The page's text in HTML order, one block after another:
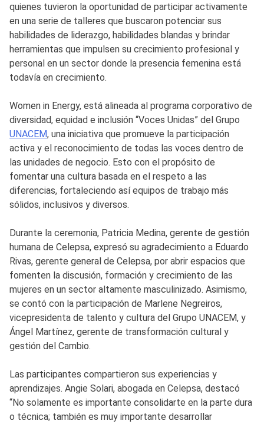
quienes tuvieron la oportunidad de participar activamente
en una serie de talleres que buscaron potenciar sus
habilidades de liderazgo, habilidades blandas y brindar
herramientas que impulsen su crecimiento profesional y
personal en un sector donde la presencia femenina está
todavía en crecimiento.
Women in Energy, está alineada al programa corporativo de
diversidad, equidad e inclusión “Voces Unidas” del Grupo
UNACEM, una iniciativa que promueve la participación
activa y el reconocimiento de todas las voces dentro de
las unidades de negocio. Esto con el propósito de
fomentar una cultura basada en el respeto a las
diferencias, fortaleciendo así equipos de trabajo más
sólidos, inclusivos y diversos.
Durante la ceremonia, Patricia Medina, gerente de gestión
humana de Celepsa, expresó su agradecimiento a Eduardo
Rivas, gerente general de Celepsa, por abrir espacios que
fomenten la discusión, formación y crecimiento de las
mujeres en un sector altamente masculinizado. Asimismo,
se contó con la participación de Marlene Negreiros,
vicepresidenta de talento y cultura del Grupo UNACEM, y
Ángel Martínez, gerente de transformación cultural y
gestión del Cambio.
Las participantes compartieron sus experiencias y
aprendizajes. Angie Solari, abogada en Celepsa, destacó
“No solamente es importante consolidarte en la parte dura
o técnica; también es muy importante desarrollar